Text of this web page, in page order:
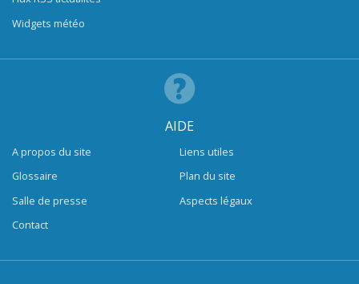
Widgets météo
AIDE
A propos du site
Glossaire
Salle de presse
Contact
Liens utiles
Plan du site
Aspects légaux